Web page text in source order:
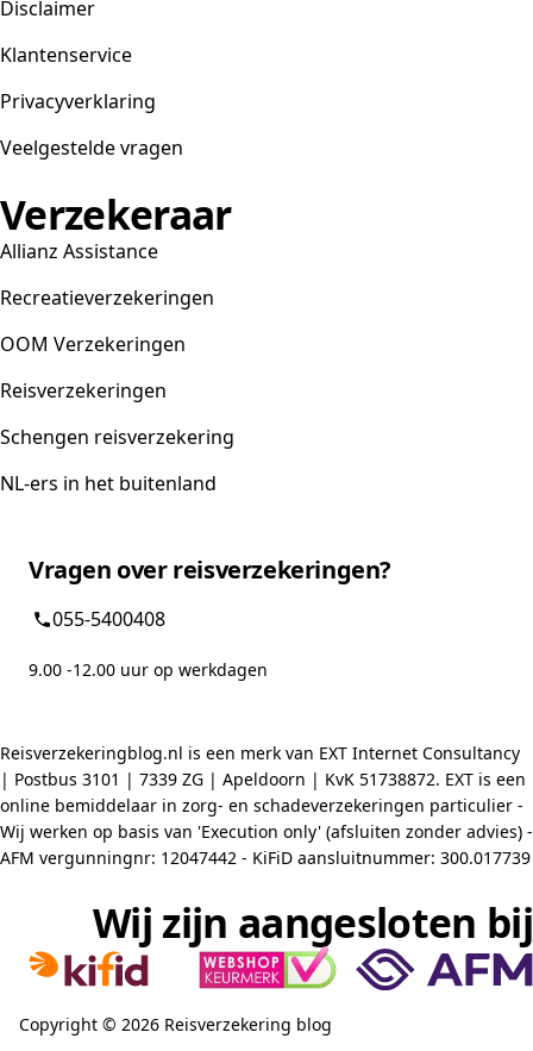
Disclaimer
Klantenservice
Privacyverklaring
Veelgestelde vragen
Verzekeraar
Allianz Assistance
Recreatieverzekeringen
OOM Verzekeringen
Reisverzekeringen
Schengen reisverzekering
NL-ers in het buitenland
Vragen over reisverzekeringen?
055-5400408
9.00 -12.00 uur op werkdagen
Reisverzekeringblog.nl is een merk van EXT Internet Consultancy
| Postbus 3101 | 7339 ZG | Apeldoorn | KvK 51738872. EXT is een
online bemiddelaar in zorg- en schadeverzekeringen particulier -
Wij werken op basis van 'Execution only' (afsluiten zonder advies) -
AFM vergunningnr: 12047442 - KiFiD aansluitnummer: 300.017739
Wij zijn aangesloten bij
Copyright © 2026 Reisverzekering blog